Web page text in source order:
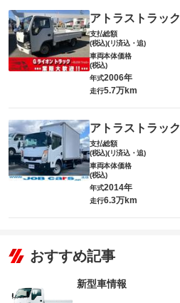
アトラストラック
支払総額
(税込)(リ済込・追)
車両本体価格
(税込)
年式2006年
走行5.7万km
アトラストラック
支払総額
(税込)(リ済込・追)
車両本体価格
(税込)
年式2014年
走行6.3万km
おすすめ記事
新型車情報